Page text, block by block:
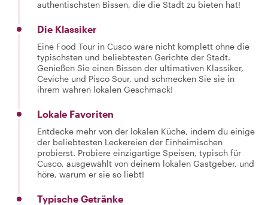
authentischsten Bissen, die die Stadt zu bieten hat!
Die Klassiker
Eine Food Tour in Cusco wäre nicht komplett ohne die
typischsten und beliebtesten Gerichte der Stadt.
Genießen Sie einen Bissen der ultimativen Klassiker,
Ceviche und Pisco Sour, und schmecken Sie sie in
ihrem wahren lokalen Geschmack!
Lokale Favoriten
Entdecke mehr von der lokalen Küche, indem du einige
der beliebtesten Leckereien der Einheimischen
probierst. Probiere einzigartige Speisen, typisch für
Cusco, ausgewählt von deinem lokalen Gastgeber, und
höre, warum er sie so liebt!
Typische Getränke